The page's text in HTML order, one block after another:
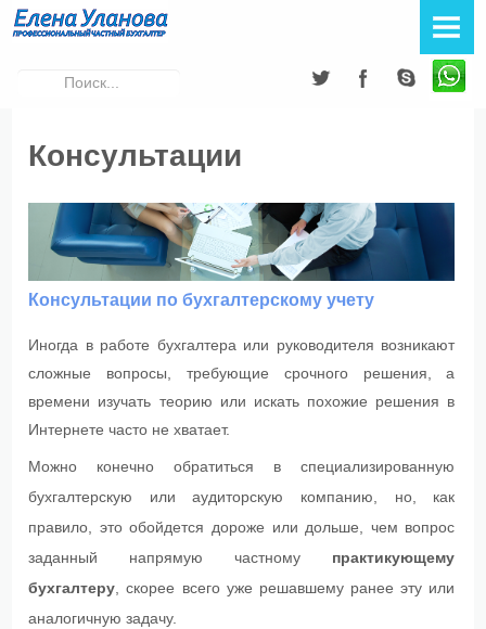
ЕЛЕНА УЛАНОВА
Образование
Схема взаимодействия
УСЛУГИ
Консультации
Обучение
ЦЕНЫ
Искать...
Консультации
Консультации по бухгалтерскому учету
Иногда в работе бухгалтера или руководителя возникают
сложные вопросы, требующие срочного решения, а
времени изучать теорию или искать похожие решения в
Интернете часто не хватает.
Можно конечно обратиться в специализированную
бухгалтерскую или аудиторскую компанию, но, как
правило, это обойдется дороже или дольше, чем вопрос
заданный напрямую частному практикующему
бухгалтеру , скорее всего уже решавшему ранее эту или
аналогичную задачу.